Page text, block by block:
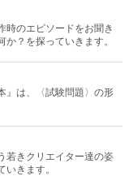
時のエピソードをお聞き
？を探っていきます。
』は、〈試験問題〉の形
若きクリエイター達の姿
きます。